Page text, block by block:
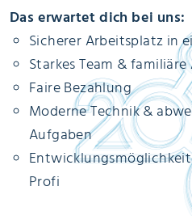
Das erwartet dich bei uns:
Sicherer Arbeitsplatz in
Starkes Team &
Faire Bezahlung
Moderne Technik &
Aufgaben
Profi